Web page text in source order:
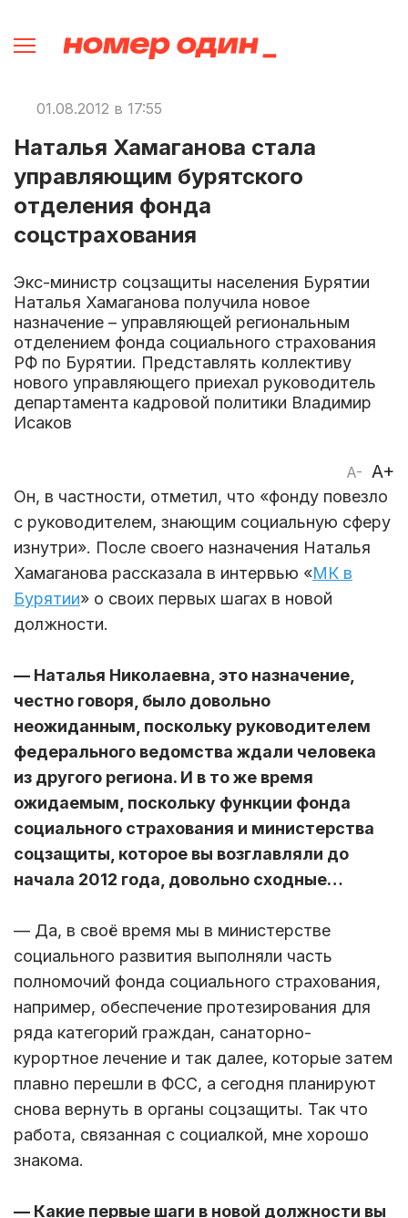
01.08.2012 в 17:55
Наталья Хамаганова стала
управляющим бурятского
отделения фонда
соцстрахования
Экс-министр соцзащиты населения Бурятии
Наталья Хамаганова получила новое
назначение – управляющей региональным
отделением фонда социального страхования
РФ по Бурятии. Представлять коллективу
нового управляющего приехал руководитель
департамента кадровой политики Владимир
Исаков
A- A+
Он, в частности, отметил, что «фонду повезло
с руководителем, знающим социальную сферу
изнутри». После своего назначения Наталья
Хамаганова рассказала в интервью «МК в
Бурятии» о своих первых шагах в новой
должности.
— Наталья Николаевна, это назначение,
честно говоря, было довольно
неожиданным, поскольку руководителем
федерального ведомства ждали человека
из другого региона. И в то же время
ожидаемым, поскольку функции фонда
социального страхования и министерства
соцзащиты, которое вы возглавляли до
начала 2012 года, довольно сходные…
— Да, в своё время мы в министерстве
социального развития выполняли часть
полномочий фонда социального страхования,
например, обеспечение протезирования для
ряда категорий граждан, санаторно-
курортное лечение и так далее, которые затем
плавно перешли в ФСС, а сегодня планируют
снова вернуть в органы соцзащиты. Так что
работа, связанная с социалкой, мне хорошо
знакома.
— Какие первые шаги в новой должности вы